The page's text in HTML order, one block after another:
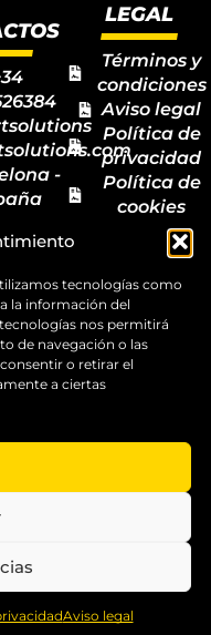
tecnologías como
la información del
nos permitirá
de navegación o las
o retirar el
a ciertas
Aviso legalMore
-
LEGAL
Términos y
condiciones
Aviso legal
Política de
privacidad
Política de
cookies
Mapa del
sitio